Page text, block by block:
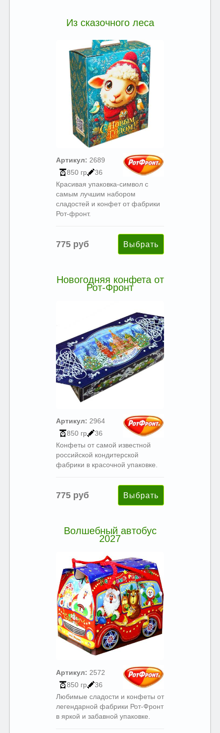
Из сказочного леса
Артикул: 2689
850 гр
36
Красивая упаковка-символ с
самым лучшим набором
сладостей и конфет от фабрики
Рот-фронт.
775 руб
Новогодняя конфета от
Рот-Фронт
Артикул: 2964
850 гр
36
Конфеты от самой известной
российской кондитерской
фабрики в красочной упаковке.
775 руб
Волшебный автобус
2027
Артикул: 2572
850 гр
36
Любимые сладости и конфеты от
легендарной фабрики Рот-Фронт
в яркой и забавной упаковке.